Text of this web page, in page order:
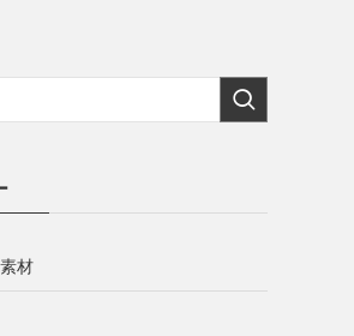
材